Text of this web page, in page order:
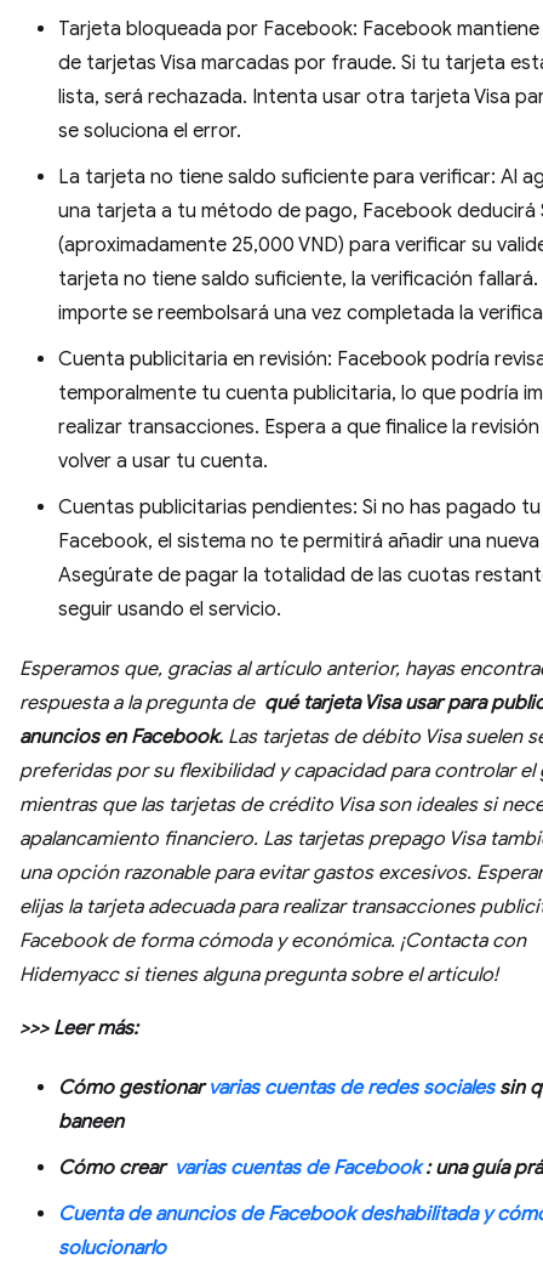
Tarjeta bloqueada por Facebook: Facebook
de tarjetas Visa marcadas por fraude. Si tu tarjeta
lista, será rechazada. Intenta usar otra tarjeta Visa
se soluciona el error.
La tarjeta no tiene saldo suficiente para verificar: Al
una tarjeta a tu método de pago, Facebook deducirá
(aproximadamente 25,000 VND) para verificar su
tarjeta no tiene saldo suficiente, la verificación fallará.
importe se reembolsará una vez completada la
Cuenta publicitaria en revisión: Facebook podría
temporalmente tu cuenta publicitaria, lo que podría
realizar transacciones. Espera a que finalice la
volver a usar tu cuenta.
Cuentas publicitarias pendientes: Si no has pagado
Facebook, el sistema no te permitirá añadir una
Asegúrate de pagar la totalidad de las cuotas
seguir usando el servicio.
Esperamos que, gracias al artículo anterior, hayas
respuesta a la pregunta de qué tarjeta Visa usar para
anuncios en Facebook. Las tarjetas de débito Visa suelen
preferidas por su flexibilidad y capacidad para controlar el
mientras que las tarjetas de crédito Visa son ideales si
apalancamiento financiero. Las tarjetas prepago Visa
una opción razonable para evitar gastos excesivos.
elijas la tarjeta adecuada para realizar transacciones
Facebook de forma cómoda y económica. ¡Contacta con
Hidemyacc si tienes alguna pregunta sobre el artículo!
>>> Leer más:
Cómo gestionarvarias cuentas de redes socialessin
baneen
Cómo crear varias cuentas de Facebook: una guía
Cuenta de anuncios de Facebook deshabilitada y
solucionarlo